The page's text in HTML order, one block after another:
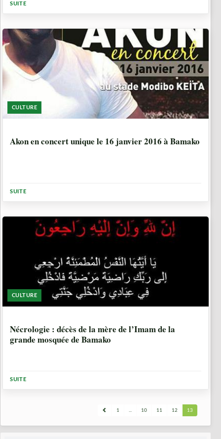
SUITE
CULTURE
Akon en concert unique le 16 janvier 2016 à Bamako
SUITE
CULTURE
Nécrologie : décès de la mère de l’Imam de la
grande mosquée de Bamako
SUITE
1 ... 10 11 12 13